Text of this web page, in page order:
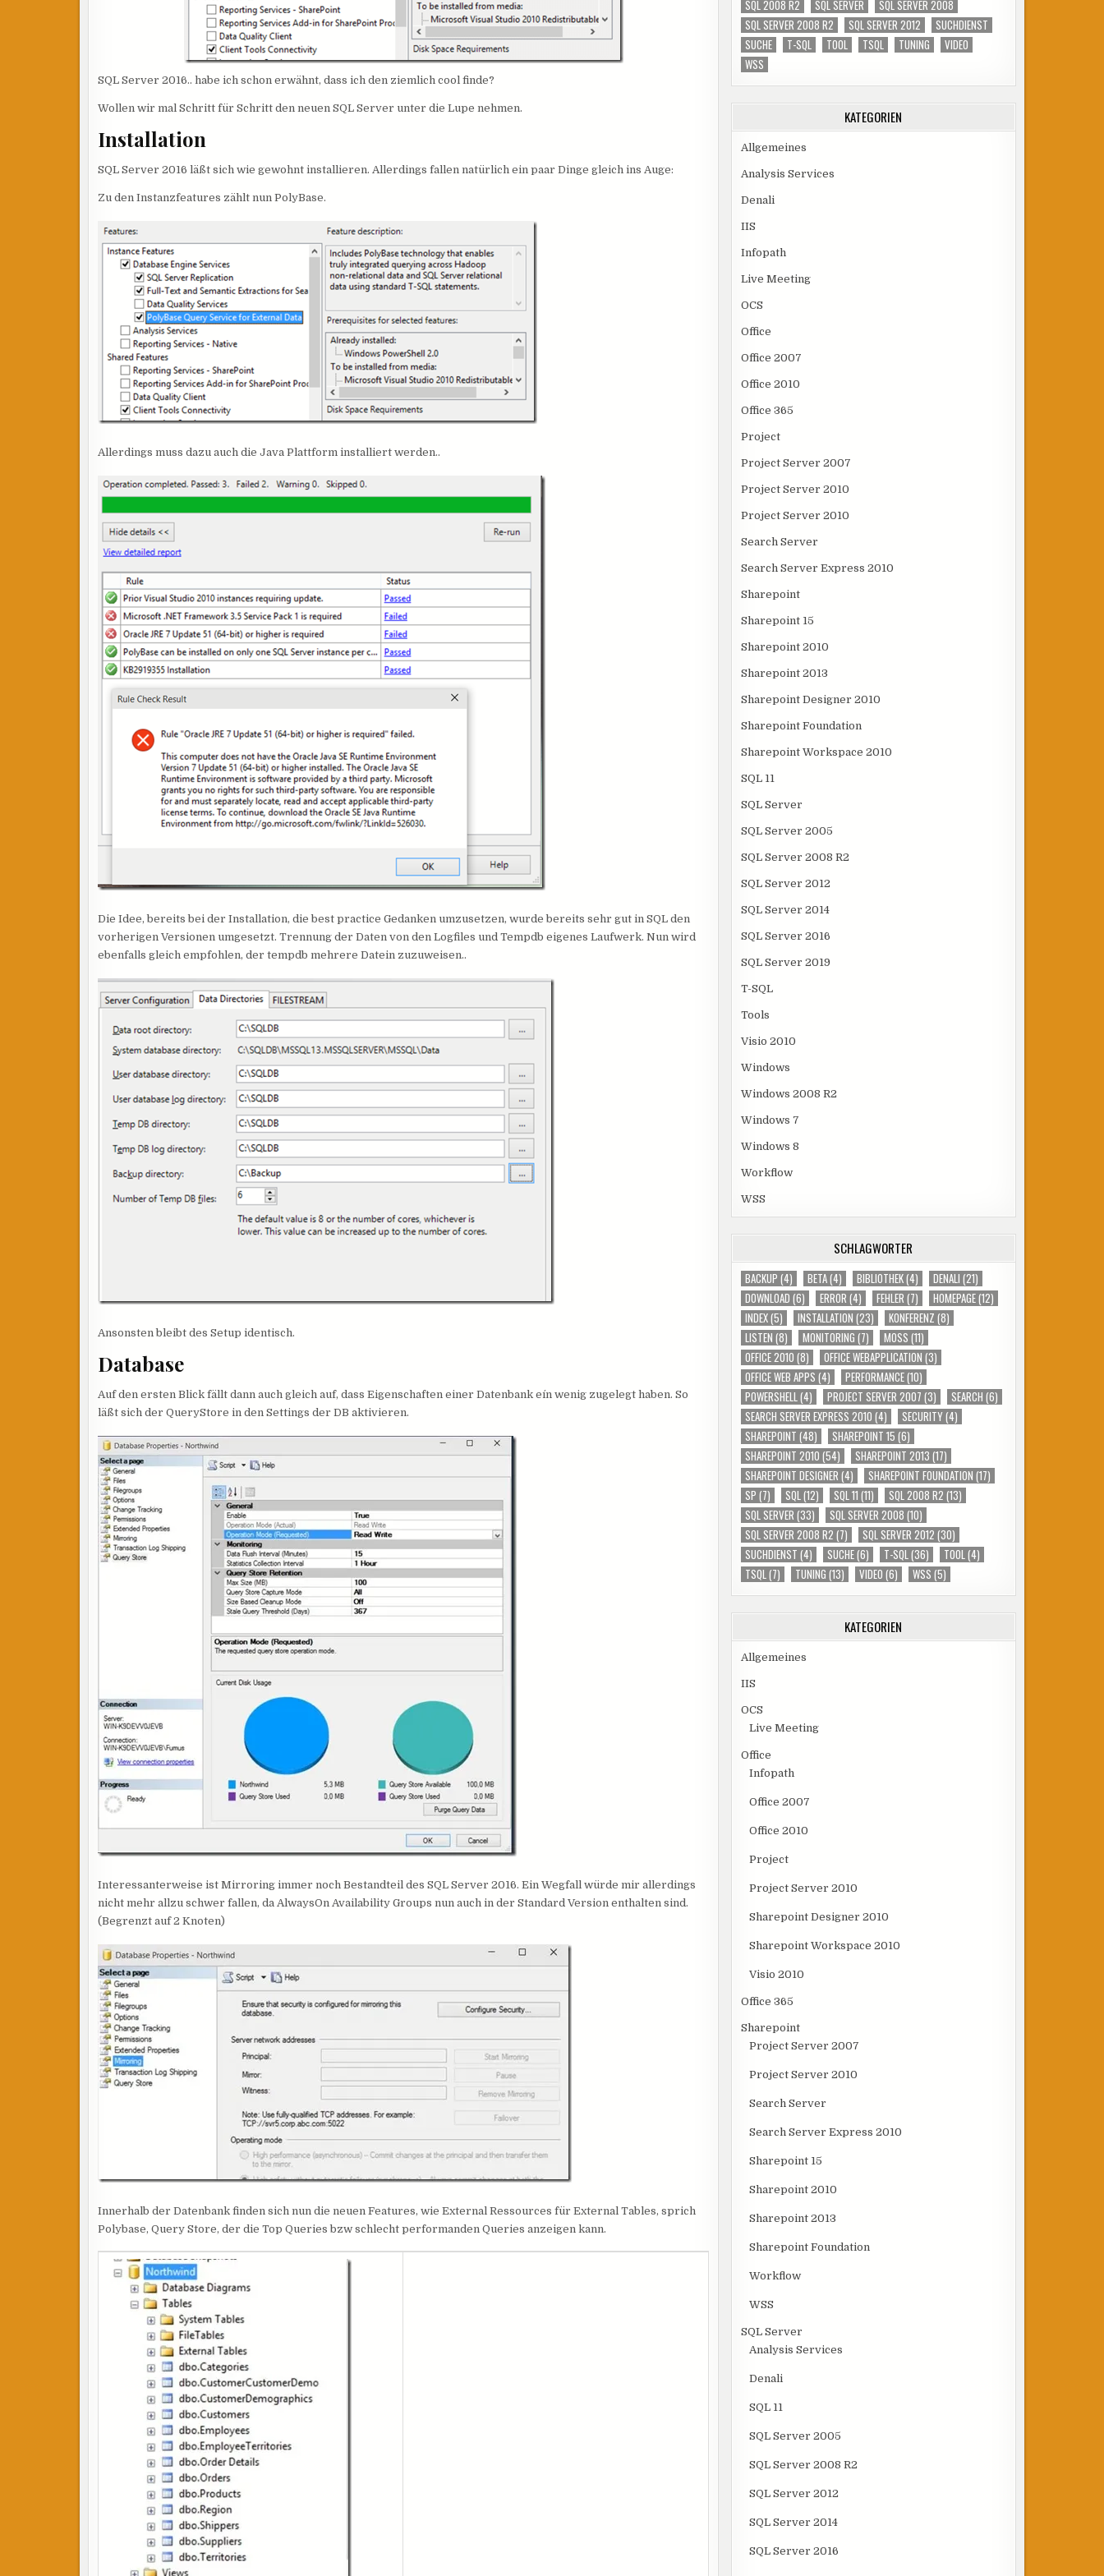
SQL Server 2016.. habe ich schon erwähnt, dass ich den ziemlich cool finde?
Wollen wir mal Schritt für Schritt den neuen SQL Server unter die Lupe nehmen.
Installation
SQL Server 2016 läßt sich wie gewohnt installieren. Allerdings fallen natürlich ein paar Dinge gleich ins Auge:
Zu den Instanzfeatures zählt nun PolyBase.
Allerdings muss dazu auch die Java Plattform installiert werden..
Die Idee, bereits bei der Installation, die best practice Gedanken umzusetzen, wurde bereits sehr gut in SQL den
vorherigen Versionen umgesetzt. Trennung der Daten von den Logfiles und Tempdb eigenes Laufwerk. Nun wird
ebenfalls gleich empfohlen, der tempdb mehrere Datein zuzuweisen..
Ansonsten bleibt des Setup identisch.
Database
Auf den ersten Blick fällt dann auch gleich auf, dass Eigenschaften einer Datenbank eín wenig zugelegt haben. So
läßt sich der QueryStore in den Settings der DB aktivieren.
Interessanterweise ist Mirroring immer noch Bestandteil des SQL Server 2016. Ein Wegfall würde mir allerdings
nicht mehr allzu schwer fallen, da AlwaysOn Availability Groups nun auch in der Standard Version enthalten sind.
(Begrenzt auf 2 Knoten)
Innerhalb der Datenbank finden sich nun die neuen Features, wie External Ressources für External Tables, sprich
Polybase, Query Store, der die Top Queries bzw schlecht performanden Queries anzeigen kann.
SQL 2008 R2
SQL SERVER
SQL SERVER 2008
SQL SERVER 2008 R2
SQL SERVER 2012
SUCHDIENST
SUCHE
T-SQL TOOL TSQL TUNING
VIDEO
WSS
KATEGORIEN
Allgemeines
Analysis Services
Denali
IIS
Infopath
Live Meeting
OCS
Office
Office 2007
Office 2010
Office 365
Project
Project Server 2007
Project Server 2010
Project Server 2010
Search Server
Search Server Express 2010
Sharepoint
Sharepoint 15
Sharepoint 2010
Sharepoint 2013
Sharepoint Designer 2010
Sharepoint Foundation
Sharepoint Workspace 2010
SQL 11
SQL Server
SQL Server 2005
SQL Server 2008 R2
SQL Server 2012
SQL Server 2014
SQL Server 2016
SQL Server 2019
T-SQL
Tools
Visio 2010
Windows
Windows 2008 R2
Windows 7
Windows 8
Workflow
WSS
SCHLAGWÖRTER
BACKUP (4) BETA(4) BIBLIOTHEK(4) DENALI (21)
DOWNLOAD (6) ERROR (4) FEHLER (7) HOMEPAGE(12)
INDEX(5) INSTALLATION (23) KONFERENZ (8)
LISTEN (8) MONITORING (7) MOSS (11)
OFFICE 2010 (8) OFFICE WEBAPPLICATION (3)
OFFICE WEB APPS (4) PERFORMANCE(10)
POWERSHELL(4) PROJECT SERVER 2007 (3) SEARCH (6)
SEARCH SERVER EXPRESS 2010 (4) SECURITY(4)
SHAREPOINT (48) SHAREPOINT 15 (6)
SHAREPOINT 2010 (54) SHAREPOINT 2013 (17)
SHAREPOINT DESIGNER (4) SHAREPOINT FOUNDATION (17)
SP (7) SQL(12) SQL 11 (11) SQL 2008 R2 (13)
SQL SERVER (33) SQL SERVER 2008 (10)
SQL SERVER 2008 R2 (7) SQL SERVER 2012 (30)
SUCHDIENST (4) SUCHE(6) T-SQL(36) TOOL(4)
TSQL(7) TUNING (13) VIDEO (6) WSS (5)
KATEGORIEN
Allgemeines
IIS
OCS
Live Meeting
Office
Infopath
Office 2007
Office 2010
Project
Project Server 2010
Sharepoint Designer 2010
Sharepoint Workspace 2010
Visio 2010
Office 365
Sharepoint
Project Server 2007
Project Server 2010
Search Server
Search Server Express 2010
Sharepoint 15
Sharepoint 2010
Sharepoint 2013
Sharepoint Foundation
Workflow
WSS
SQL Server
Analysis Services
Denali
SQL 11
SQL Server 2005
SQL Server 2008 R2
SQL Server 2012
SQL Server 2014
SQL Server 2016